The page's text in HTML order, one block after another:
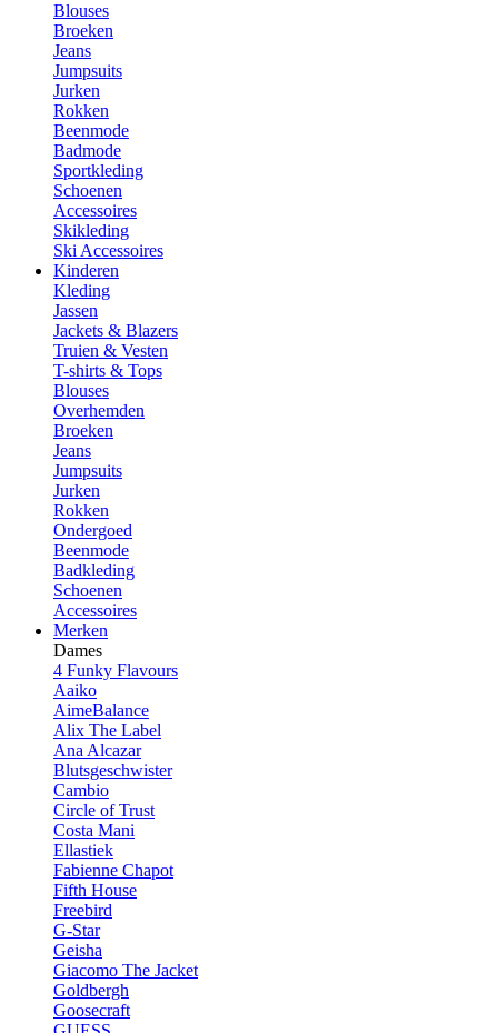
Blouses
Broeken
Jeans
Jumpsuits
Jurken
Rokken
Beenmode
Badmode
Sportkleding
Schoenen
Accessoires
Skikleding
Ski Accessoires
Kinderen
Kleding
Jassen
Jackets & Blazers
Truien & Vesten
T-shirts & Tops
Blouses
Overhemden
Broeken
Jeans
Jumpsuits
Jurken
Rokken
Ondergoed
Beenmode
Badkleding
Schoenen
Accessoires
Merken
Dames
4 Funky Flavours
Aaiko
AimeBalance
Alix The Label
Ana Alcazar
Blutsgeschwister
Cambio
Circle of Trust
Costa Mani
Ellastiek
Fabienne Chapot
Fifth House
Freebird
G-Star
Geisha
Giacomo The Jacket
Goldbergh
Goosecraft